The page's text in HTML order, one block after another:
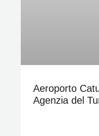
Aeroporto
Agenzia del